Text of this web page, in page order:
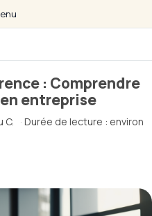
: Comprendre
entreprise
C. · Durée de lecture : environ